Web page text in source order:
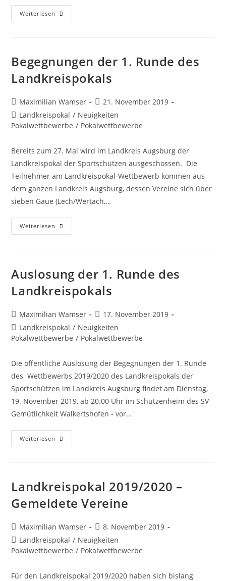
Weiterlesen Landkreispokal,
Ergebnisse
Begegnungen der 1. Runde des
Landkreispokals
Beitrags-
Autor:
Maximilian Wamser
Beitrag
veröffentlicht:
21. November 2019
Beitrags-
Kategorie:
Landkreispokal / Neuigkeiten
Pokalwettbewerbe / Pokalwettbewerbe
Bereits zum 27. Mal wird im Landkreis Augsburg der
Landkreispokal der Sportschützen ausgeschossen. Die
Teilnehmer am Landkreispokal-Wettbewerb kommen aus
dem ganzen Landkreis Augsburg, dessen Vereine sich über
sieben Gaue (Lech/Wertach,…
Weiterlesen Begegnungen
Der
Auslosung der 1. Runde des
Landkreispokals
Beitrags-
Autor:
Maximilian Wamser
Beitrag
veröffentlicht:
17. November 2019
Beitrags-
Kategorie:
Landkreispokal / Neuigkeiten
Pokalwettbewerbe / Pokalwettbewerbe
Die öffentliche Auslosung der Begegnungen der 1. Runde
des Wettbewerbs 2019/2020 des Landkreispokals der
Sportschützen im Landkreis Augsburg findet am Dienstag,
19. November 2019, ab 20.00 Uhr im Schützenheim des SV
Gemütlichkeit Walkertshofen - vor…
Weiterlesen Auslosung
Der
Landkreispokal 2019/2020 –
Gemeldete Vereine
Beitrags-
Autor:
Maximilian Wamser
Beitrag
veröffentlicht:
8. November 2019
Beitrags-
Kategorie:
Landkreispokal / Neuigkeiten
Pokalwettbewerbe / Pokalwettbewerbe
Für den Landkreispokal 2019/2020 haben sich bislang